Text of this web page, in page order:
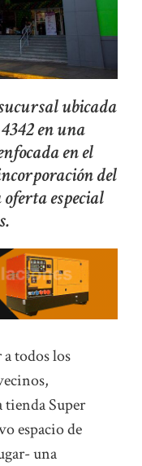
ubicada
en una
en el
del
especial
todos los
tienda Super
espacio de
una